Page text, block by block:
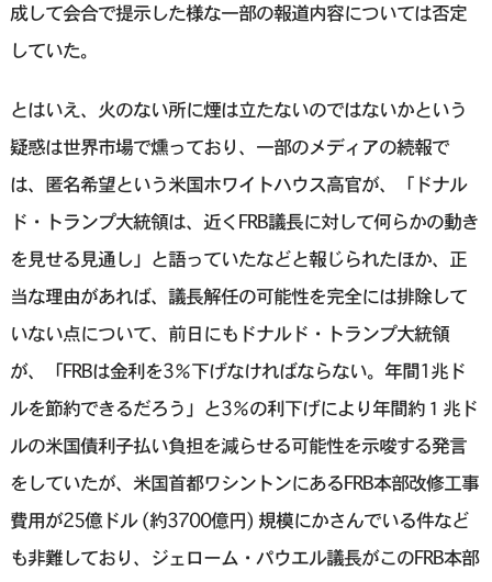
成して会合で提示した様な一部の報道内容については否定
していた。
とはいえ、火のない所に煙は立たないのではないかという
疑惑は世界市場で燻っており、一部のメディアの続報で
は、匿名希望という米国ホワイトハウス高官が、「ドナル
ド・トランプ大統領は、近くFRB議長に対して何らかの動き
を見せる見通し」と語っていたなどと報じられたほか、正
当な理由があれば、議長解任の可能性を完全には排除して
いない点について、前日にもドナルド・トランプ大統領
が、「FRBは金利を3％下げなければならない。年間1兆ド
ルを節約できるだろう」と3％の利下げにより年間約１兆ド
ルの米国債利子払い負担を減らせる可能性を示唆する発言
をしていたが、米国首都ワシントンにあるFRB本部改修工事
費用が25億ドル (約3700億円) 規模にかさんでいる件など
も非難しており、ジェローム・パウエル議長がこのFRB本部